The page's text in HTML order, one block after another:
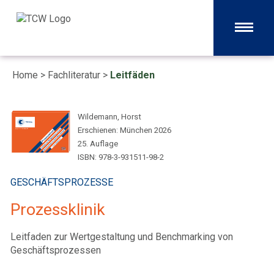
Home > Fachliteratur > Leitfäden
Wildemann, Horst
Erschienen: München 2026
25. Auflage
ISBN: 978-3-931511-98-2
GESCHÄFTSPROZESSE
Prozessklinik
Leitfaden zur Wertgestaltung und Benchmarking von
Geschäftsprozessen